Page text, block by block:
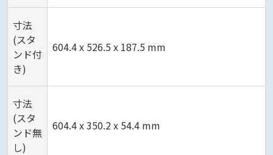
寸法
(スタ
ンド付
き)
604.4 x 526.5 x 187.5 mm
寸法
(スタ
ンド無
し)
604.4 x 350.2 x 54.4 mm